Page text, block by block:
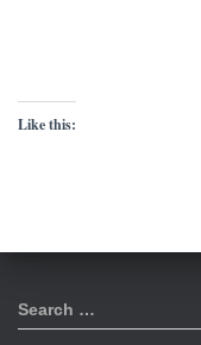
Like this:
S
e
Search …